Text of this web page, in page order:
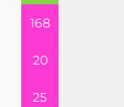
168
20
25